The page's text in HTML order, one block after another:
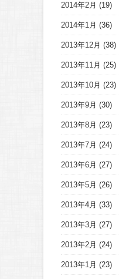
2014年2月 (19)
2014年1月 (36)
2013年12月 (38)
2013年11月 (25)
2013年10月 (23)
2013年9月 (30)
2013年8月 (23)
2013年7月 (24)
2013年6月 (27)
2013年5月 (26)
2013年4月 (33)
2013年3月 (27)
2013年2月 (24)
2013年1月 (23)